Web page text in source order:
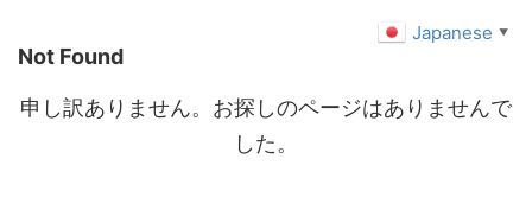
Not Found
申し訳ありません。お探しのページはありませんで
した。
Japanese ▼